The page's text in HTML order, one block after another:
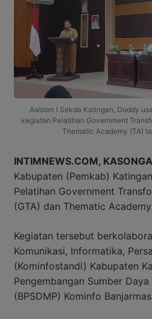
Asisten I Sekda Katingan, Doddy
kegiatan Pelatihan Government
Thematic Academy (TA)
INTIMNEWS.COM,
Kabupaten (Pemkab)
Pelatihan Government
(GTA) dan Thematic
Kegiatan tersebut
Komunikasi, Informatika,
(Kominfostandi) Kabupaten
Pengembangan Sumber
(BPSDMP) Kominfo